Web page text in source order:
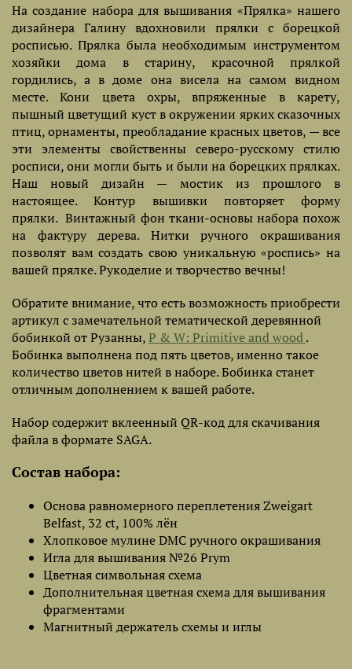
На создание набора для вышивания «Прялка» нашего
дизайнера Галину вдохновили прялки с борецкой
росписью. Прялка была необходимым инструментом
хозяйки дома в старину, красочной прялкой
гордились, а в доме она висела на самом видном
месте. Кони цвета охры, впряженные в карету,
пышный цветущий куст в окружении ярких сказочных
птиц, орнаменты, преобладание красных цветов, — все
эти элементы свойственны северо-русскому стилю
росписи, они могли быть и были на борецких прялках.
Наш новый дизайн — мостик из прошлого в
настоящее. Контур вышивки повторяет форму
прялки. Винтажный фон ткани-основы набора похож
на фактуру дерева. Нитки ручного окрашивания
позволят вам создать свою уникальную «роспись» на
вашей прялке. Рукоделие и творчество вечны!
Обратите внимание, что есть возможность приобрести
артикул с замечательной тематической деревянной
бобинкой от Рузанны,P & W: Primitive and wood.
Бобинка выполнена под пять цветов, именно такое
количество цветов нитей в наборе. Бобинка станет
отличным дополнением к вашей работе.
Набор содержит вклеенный QR-код для скачивания
файла в формате SAGA.
Состав набора:
Основа равномерного переплетения Zweigart
Belfast, 32 ct, 100% лён
Хлопковое мулине DMC ручного окрашивания
Игла для вышивания №26 Prym
Цветная символьная схема
Дополнительная цветная схема для вышивания
фрагментами
Магнитный держатель схемы и иглы